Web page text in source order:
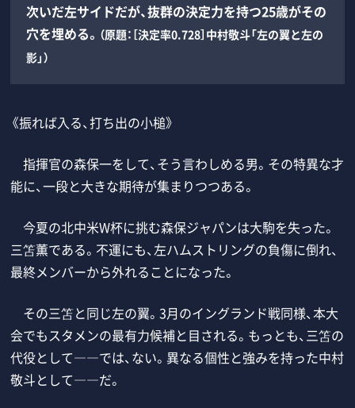
次いだ左サイドだが、抜群の決定力を持つ25歳がその
穴を埋める。 （原題：［決定率0.728］中村敬斗「左の翼と左の
影」）
《振れば入る、打ち出の小槌》
指揮官の森保一をして、そう言わしめる男。その特異な才
能に、一段と大きな期待が集まりつつある。
今夏の北中米W杯に挑む森保ジャパンは大駒を失った。
三笘薫である。不運にも、左ハムストリングの負傷に倒れ、
最終メンバーから外れることになった。
その三笘と同じ左の翼。3月のイングランド戦同様、本大
会でもスタメンの最有力候補と目される。もっとも、三笘の
代役として――では、ない。異なる個性と強みを持った中村
敬斗として――だ。